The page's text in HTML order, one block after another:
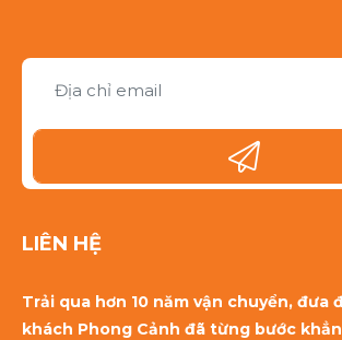
LIÊN HỆ
Trải qua hơn 10 năm vận chuyển, đưa
khách Phong Cảnh đã từng bước